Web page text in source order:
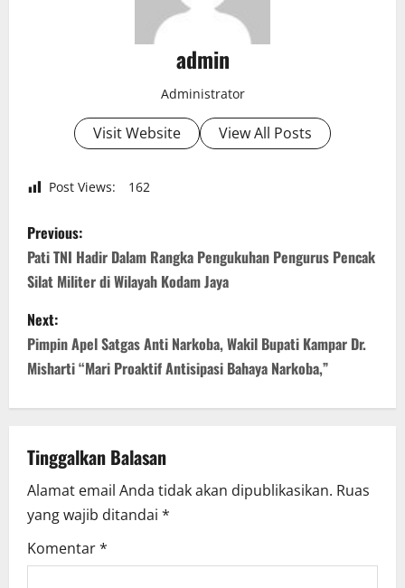
admin
Administrator
Visit Website View All Posts
Post Views: 162
P
o
s
t
n
a
v
i
g
a
Previous:
Pati TNI Hadir Dalam Rangka Pengukuhan Pengurus Pencak
Silat Militer di Wilayah Kodam Jaya
Next:
Pimpin Apel Satgas Anti Narkoba, Wakil Bupati Kampar Dr.
Misharti “Mari Proaktif Antisipasi Bahaya Narkoba,”
Tinggalkan Balasan
Alamat email Anda tidak akan dipublikasikan. Ruas
yang wajib ditandai *
Komentar*